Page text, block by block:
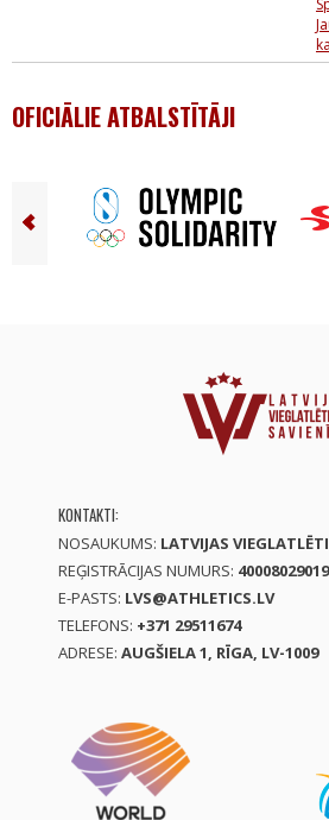
OFICIĀLIE ATBALSTĪTĀJI
KONTAKTI:
NOSAUKUMS: LATVIJAS
REĢISTRĀCIJAS NUMURS: 40008029019
E-PASTS: LVS@ATHLETICS.LV
TELEFONS: +371 29511674
ADRESE: AUGŠIELA 1, RĪGA, LV-1009